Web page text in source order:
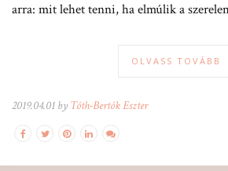
arra: mit lehet tenni, ha elmúlik a
OLVASS TOVÁBB
2019.04.01 by Tóth-Bertók Eszter